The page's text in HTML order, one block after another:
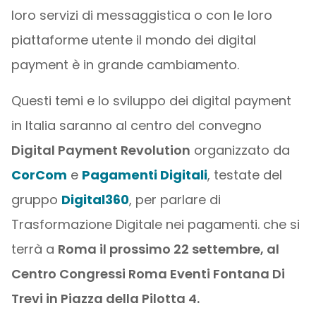
loro servizi di messaggistica o con le loro
piattaforme utente il mondo dei digital
payment è in grande cambiamento.
Questi temi e lo sviluppo dei digital payment
in Italia saranno al centro del convegno
Digital Payment Revolution organizzato da
CorCom e Pagamenti Digitali, testate del
gruppo Digital360, per parlare di
Trasformazione Digitale nei pagamenti. che si
terrà a Roma il prossimo 22 settembre, al
Centro Congressi Roma Eventi Fontana Di
Trevi in Piazza della Pilotta 4.